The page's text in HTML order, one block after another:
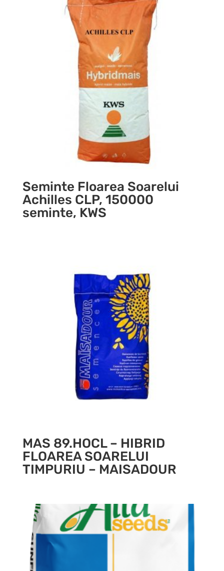
Seminte Floarea Soarelui
Achilles CLP, 150000
seminte, KWS
MAS 89.HOCL – HIBRID
FLOAREA SOARELUI
TIMPURIU – MAISADOUR